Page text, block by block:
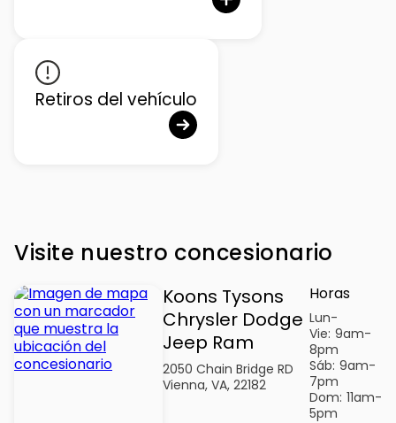
Retiros del vehículo
Visite nuestro concesionario
Koons Tysons
Chrysler Dodge
Jeep Ram
2050 Chain Bridge RD
Vienna, VA, 22182
Horas
Lun-
Vie: 9am-
8pm
Sáb: 9am-
7pm
Dom: 11am-
5pm